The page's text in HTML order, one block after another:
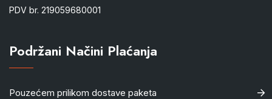
PDV br. 219059680001
Podržani Načini Plaćanja
Pouzećem prilikom dostave paketa